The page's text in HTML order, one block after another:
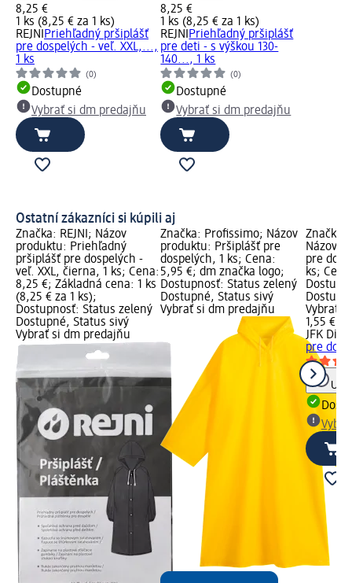
8,25 €
1 ks (8,25 € za 1 ks)
REJNIPriehľadný pršiplášť
pre dospelých - veľ. XXL,...,
1 ks
(0)
Dostupné
Vybrať si dm predajňu
8,25 €
1 ks (8,25 € za 1 ks)
REJNIPriehľadný pršiplášť
pre deti - s výškou 130-
140..., 1 ks
(0)
Dostupné
Vybrať si dm predajňu
Ostatní zákazníci si kúpili aj
Značka: REJNI; Názov
produktu: Priehľadný
pršiplášť pre dospelých -
veľ. XXL, čierna, 1 ks; Cena:
8,25 €; Základná cena: 1 ks
(8,25 € za 1 ks);
Dostupnosť: Status zelený
Dostupné, Status sivý
Vybrať si dm predajňu
Značka: Profissimo; Názov
produktu: Pršiplášť pre
dospelých, 1 ks; Cena:
5,95 €; dm značka logo;
Dostupnosť: Status zelený
Dostupné, Status sivý
Vybrať si dm predajňu
Značka:
Názov
pre
ks;
Vybrať
1,55 €
JFK
pre